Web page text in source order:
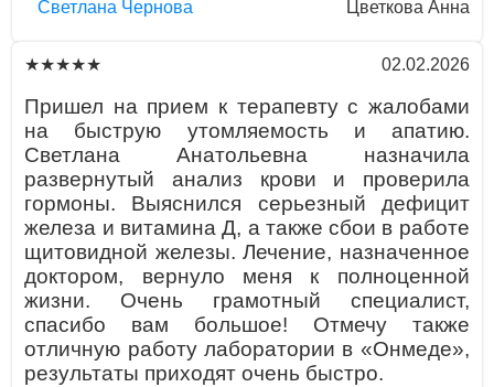
Светлана Чернова Цветкова Анна
★★★★★ 02.02.2026
Пришел на прием к терапевту с жалобами
на быструю утомляемость и апатию.
Светлана Анатольевна назначила
развернутый анализ крови и проверила
гормоны. Выяснился серьезный дефицит
железа и витамина Д, а также сбои в работе
щитовидной железы. Лечение, назначенное
доктором, вернуло меня к полноценной
жизни. Очень грамотный специалист,
спасибо вам большое! Отмечу также
отличную работу лаборатории в «Онмеде»,
результаты приходят очень быстро.